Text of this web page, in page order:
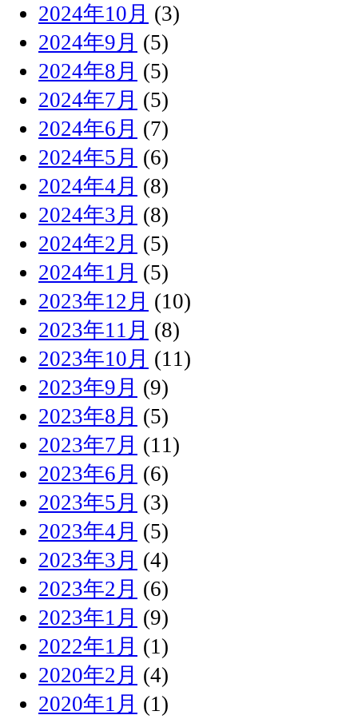
2024年10月 (3)
2024年9月 (5)
2024年8月 (5)
2024年7月 (5)
2024年6月 (7)
2024年5月 (6)
2024年4月 (8)
2024年3月 (8)
2024年2月 (5)
2024年1月 (5)
2023年12月 (10)
2023年11月 (8)
2023年10月 (11)
2023年9月 (9)
2023年8月 (5)
2023年7月 (11)
2023年6月 (6)
2023年5月 (3)
2023年4月 (5)
2023年3月 (4)
2023年2月 (6)
2023年1月 (9)
2022年1月 (1)
2020年2月 (4)
2020年1月 (1)